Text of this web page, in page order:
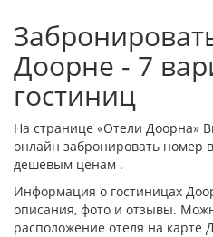
Доорне - 7
гостиниц
На странице «Отели Доорна»
онлайн забронировать номер
дешевым ценам .
Информация о гостиницах
описания, фото и отзывы.
расположение отеля на карте